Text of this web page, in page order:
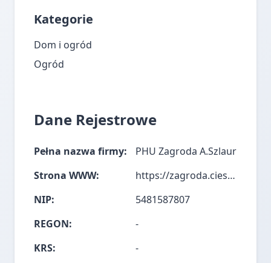
Kategorie
Dom i ogród
Ogród
Dane Rejestrowe
Pełna nazwa firmy:
PHU Zagroda A.Szlaur
Strona WWW:
https://zagroda.cieszyn.pl/
NIP:
5481587807
REGON:
-
KRS:
-